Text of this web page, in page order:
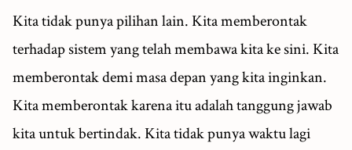
Kita tidak punya pilihan lain. Kita memberontak
terhadap sistem yang telah membawa kita ke sini. Kita
memberontak demi masa depan yang kita inginkan.
Kita memberontak karena itu adalah tanggung jawab
kita untuk bertindak. Kita tidak punya waktu lagi